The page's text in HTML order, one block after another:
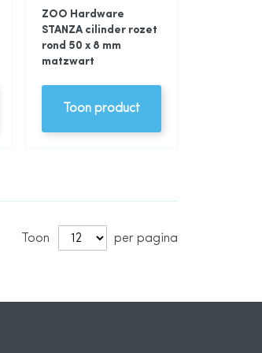
ZOO Hardware
STANZA cilinder rozet
rond 50 x 8 mm
matzwart
Toon product
Toon per pagina